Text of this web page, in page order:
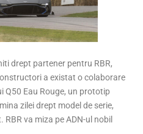
drept partener pentru RBR,
a existat o colaborare
Q50 Eau Rouge, un prototip
zilei drept model de serie,
va miza pe ADN-ul nobil